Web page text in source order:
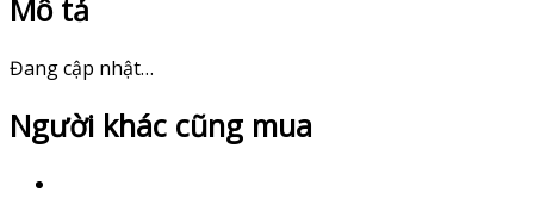
Mô tả
Đang cập nhật…
Người khác cũng mua